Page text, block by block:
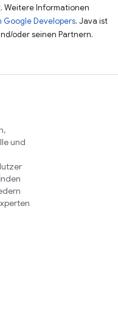
Weitere Informationen
Google Developers. Java ist
oder seinen Partnern.
und